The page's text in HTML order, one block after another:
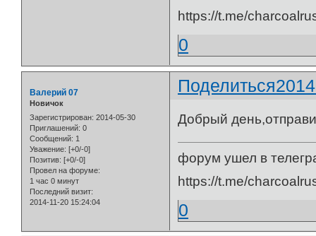
https://t.me/
0
Поделиться
Валерий 07
Новичок
Зарегистрирован: 2014-05-30
Приглашений: 0
Сообщений: 1
Уважение: [+0/-0]
Позитив: [+0/-0]
Провел на форуме:
1 час 0 минут
Последний визит:
2014-11-20 15:24:04
Добрый
форум ушел в
https://t.me/
0